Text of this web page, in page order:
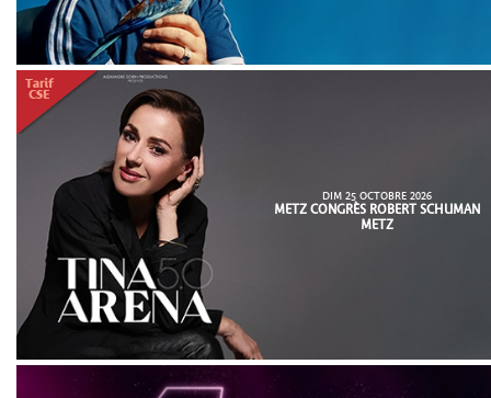
DIM 25 OCTOBRE 2026
METZ CONGRÈS ROBERT SCHUMAN
METZ